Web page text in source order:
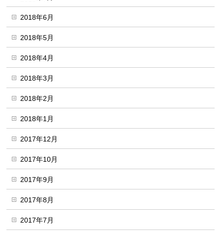
2018年6月
2018年5月
2018年4月
2018年3月
2018年2月
2018年1月
2017年12月
2017年10月
2017年9月
2017年8月
2017年7月